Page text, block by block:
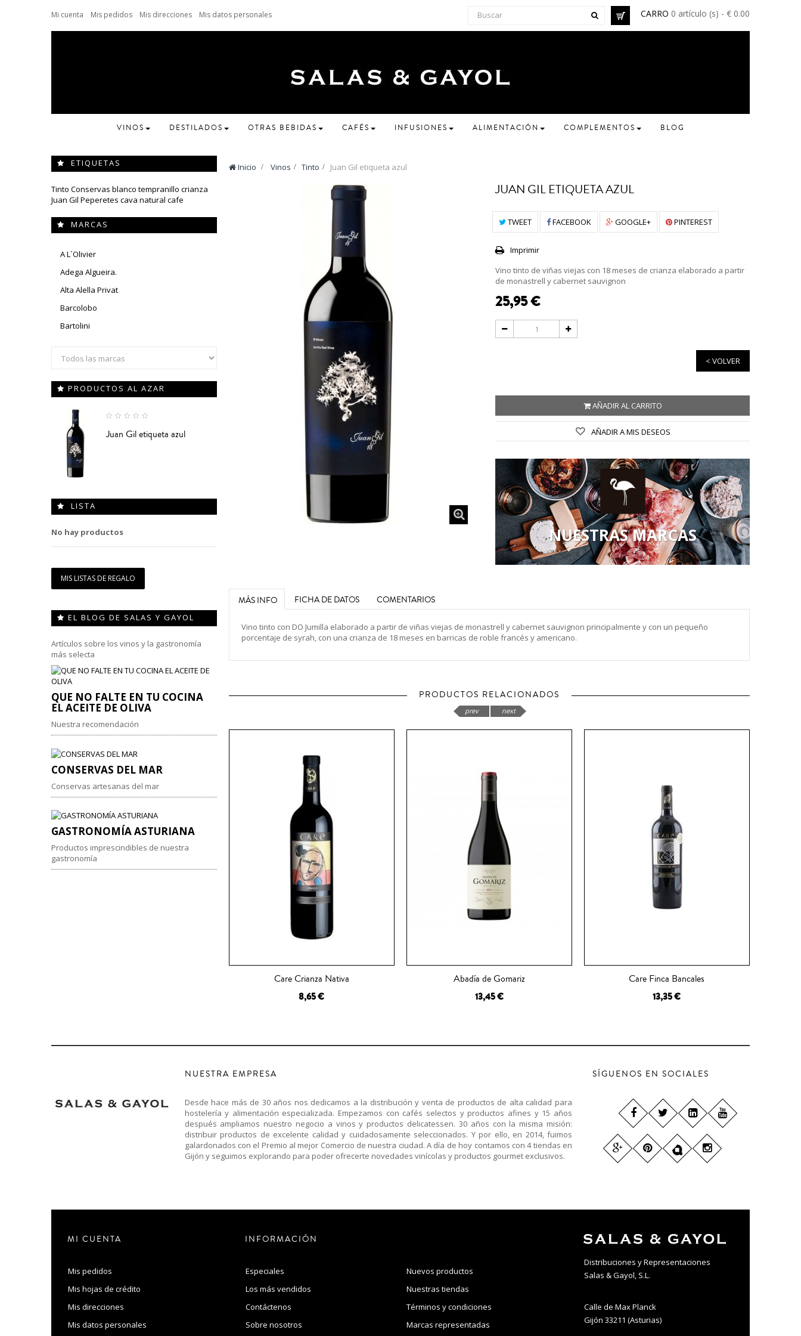
CARRO 0 artículo (s) - € 0.00
Mi cuenta Mis pedidos Mis direcciones Mis datos personales
VINOS DESTILADOS OTRAS BEBIDAS CAFÉS INFUSIONES ALIMENTACIÓN COMPLEMENTOS BLOG
ETIQUETAS
Tinto Conservas blanco tempranillo crianza
Juan Gil Peperetes cava natural cafe
MARCAS
A L´Olivier
Adega Algueira.
Alta Alella Privat
Barcolobo
Bartolini
PRODUCTOS AL AZAR
Juan Gil etiqueta azul
LISTA
No hay productos
MIS LISTAS DE REGALO
EL BLOG DE SALAS Y GAYOL
Artículos sobre los vinos y la gastronomía
más selecta
QUE NO FALTE EN TU COCINA
EL ACEITE DE OLIVA
Nuestra recomendación
CONSERVAS DEL MAR
Conservas artesanas del mar
GASTRONOMÍA ASTURIANA
Productos imprescindibles de nuestra
gastronomía
Inicio > Vinos > Tinto > Juan Gil etiqueta azul
JUAN GIL ETIQUETA AZUL
TWEET FACEBOOK GOOGLE+ PINTEREST
Imprimir
Vino tinto de viñas viejas con 18 meses de crianza elaborado a partir
de monastrell y cabernet sauvignon
25,95 €
< VOLVER
AÑADIR AL CARRITO
AÑADIR A MIS DESEOS
NUESTRAS MARCAS
MÁS INFO FICHA DE DATOS COMENTARIOS
Vino tinto con DO Jumilla elaborado a partir de viñas viejas de monastrell y cabernet sauvignon principalmente y con un pequeño
porcentaje de syrah, con una crianza de 18 meses en barricas de roble francés y americano.
PRODUCTOS RELACIONADOS
prev next
AÑADIR A LA CESTA
Care Crianza Nativa
8,65 €
AÑADIR A LA CESTA
Abadía de Gomariz
13,45 €
AÑADIR A LA CESTA
Care Finca Bancales
13,35 €
NUESTRA EMPRESA
Desde hace más de 30 años nos dedicamos a la distribución y venta de productos de alta calidad para
hostelería y alimentación especializada. Empezamos con cafés selectos y productos afines y 15 años
después ampliamos nuestro negocio a vinos y productos delicatessen. 30 años con la misma misión:
distribuir productos de excelente calidad y cuidadosamente seleccionados. Y por ello, en 2014, fuimos
galardonados con el Premio al mejor Comercio de nuestra ciudad. A día de hoy contamos con 4 tiendas en
Gijón y seguimos explorando para poder ofrecerte novedades vinícolas y productos gourmet exclusivos.
SÍGUENOS EN SOCIALES
MI CUENTA
Mis pedidos
Mis hojas de crédito
Mis direcciones
Mis datos personales
INFORMACIÓN
Especiales
Nuevos productos
Los más vendidos
Nuestras tiendas
Contáctenos
Términos y condiciones
Sobre nosotros
Marcas representadas
Distribuciones y Representaciones
Salas & Gayol, S.L.
Calle de Max Planck
Gijón 33211 (Asturias)